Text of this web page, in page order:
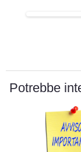
Potrebbe